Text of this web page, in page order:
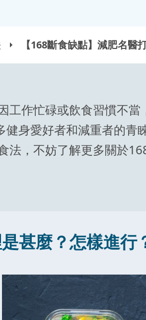
【168斷食缺點】減肥名
工作忙碌或飲食習慣不
健身愛好者和減重者的
法，不妨了解更多關於
甚麼？怎樣進行